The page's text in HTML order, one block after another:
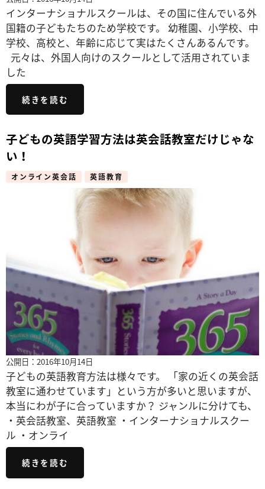
インターナショナルスクールは、その国に住んでいる外
国籍の子どもたちのため学校です。 幼稚園、小学校、中
学校、高校と、年齢に応じて実はたくさんあるんです。
元々は、外国人向けのスクールとして活用されていま
した
続きを読む
子どもの英語学習方法は英会話教室だけじゃな
い！
オンライン英会話 英語教育
公開日：2016年10月14日
子どもの英語教育方法は様々です。 「家の近くの英会話
教室に通わせています」という方が多いと思いますが、
本当にわが子に合っていますか？ ジャンルに分けても、
・英会話教室、英語教室 ・インターナショナルスクー
ル ・オンライ
続きを読む